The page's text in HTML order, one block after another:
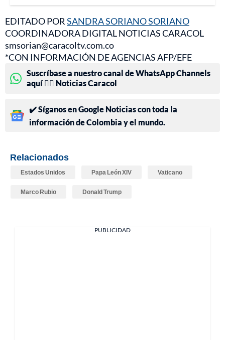
EDITADO PORSANDRA SORIANO SORIANO
COORDINADORA DIGITAL NOTICIAS CARACOL
smsorian@caracoltv.com.co
*CON INFORMACIÓN DE AGENCIAS AFP/EFE
Suscríbase a nuestro canal de WhatsApp Channels
aquí 👉🏻 Noticias Caracol
✔️ Síganos en Google Noticias con toda la
información de Colombia y el mundo.
Relacionados
Estados Unidos Papa León XIV Vaticano
Marco Rubio Donald Trump
PUBLICIDAD